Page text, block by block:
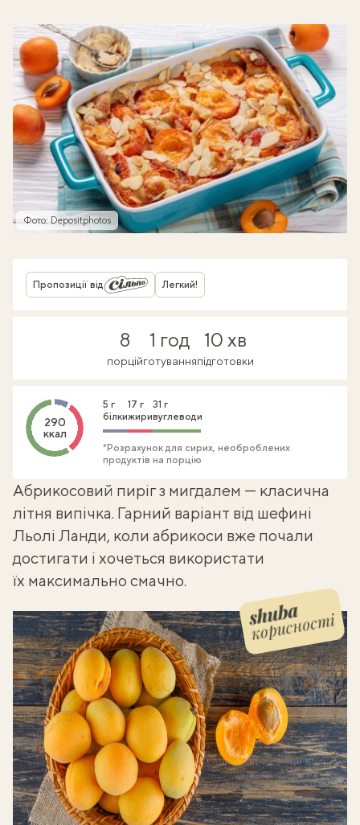
Фото: Depositphotos
Пропозиції від Легкий!
8
порцій
1 год
готування
10 хв
підготовки
290
ккал
5 г
білки
17 г
жири
31 г
вуглеводи
*Розрахунок для сирих, необроблених
продуктів на порцію
Абрикосовий пиріг з мигдалем — класична
літня випічка. Гарний варіант від шефині
Льолі Ланди, коли абрикоси вже почали
достигати і хочеться використати
їх максимально смачно.
корисності
Shuba корисності